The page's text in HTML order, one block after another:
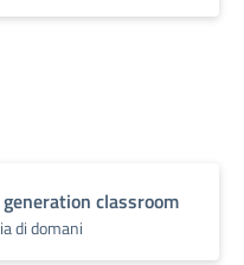
classroom
di domani